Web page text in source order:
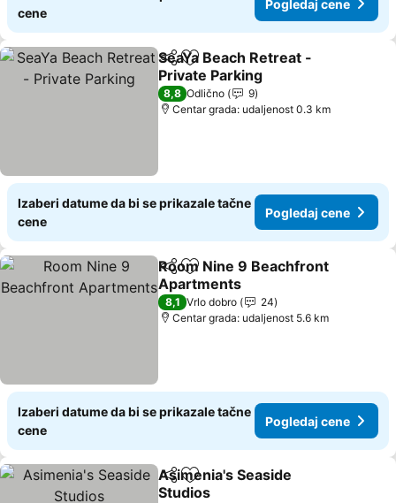
cene
Pogledaj cene
Deli Dodati u favorite
SeaYa Beach Retreat -
Private Parking
8,8 Odlično
9
Centar grada: udaljenost 0.3 km
Izaberi datume da bi se prikazale tačne
cene
Pogledaj cene
Deli Dodati u favorite
Room Nine 9 Beachfront
Apartments
8,1 Vrlo dobro
24
Centar grada: udaljenost 5.6 km
Izaberi datume da bi se prikazale tačne
cene
Pogledaj cene
Deli Dodati u favorite
Asimenia's Seaside
Studios